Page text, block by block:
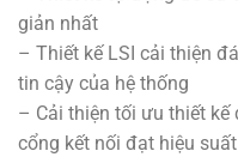
giản nhất
– Thiết kế LSI cải thiện
tin cậy của hệ thống
– Cải thiện tối ưu thiết kế
cổng kết nối đạt hiệu